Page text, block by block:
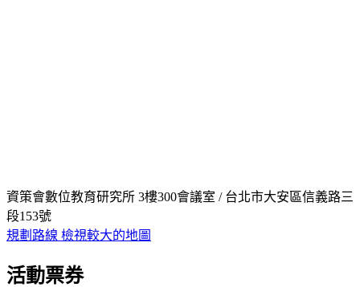
資策會數位教育研究所 3樓300會議室 / 台北市大安區信義路三
段153號
規劃路線 檢視較大的地圖
活動票券